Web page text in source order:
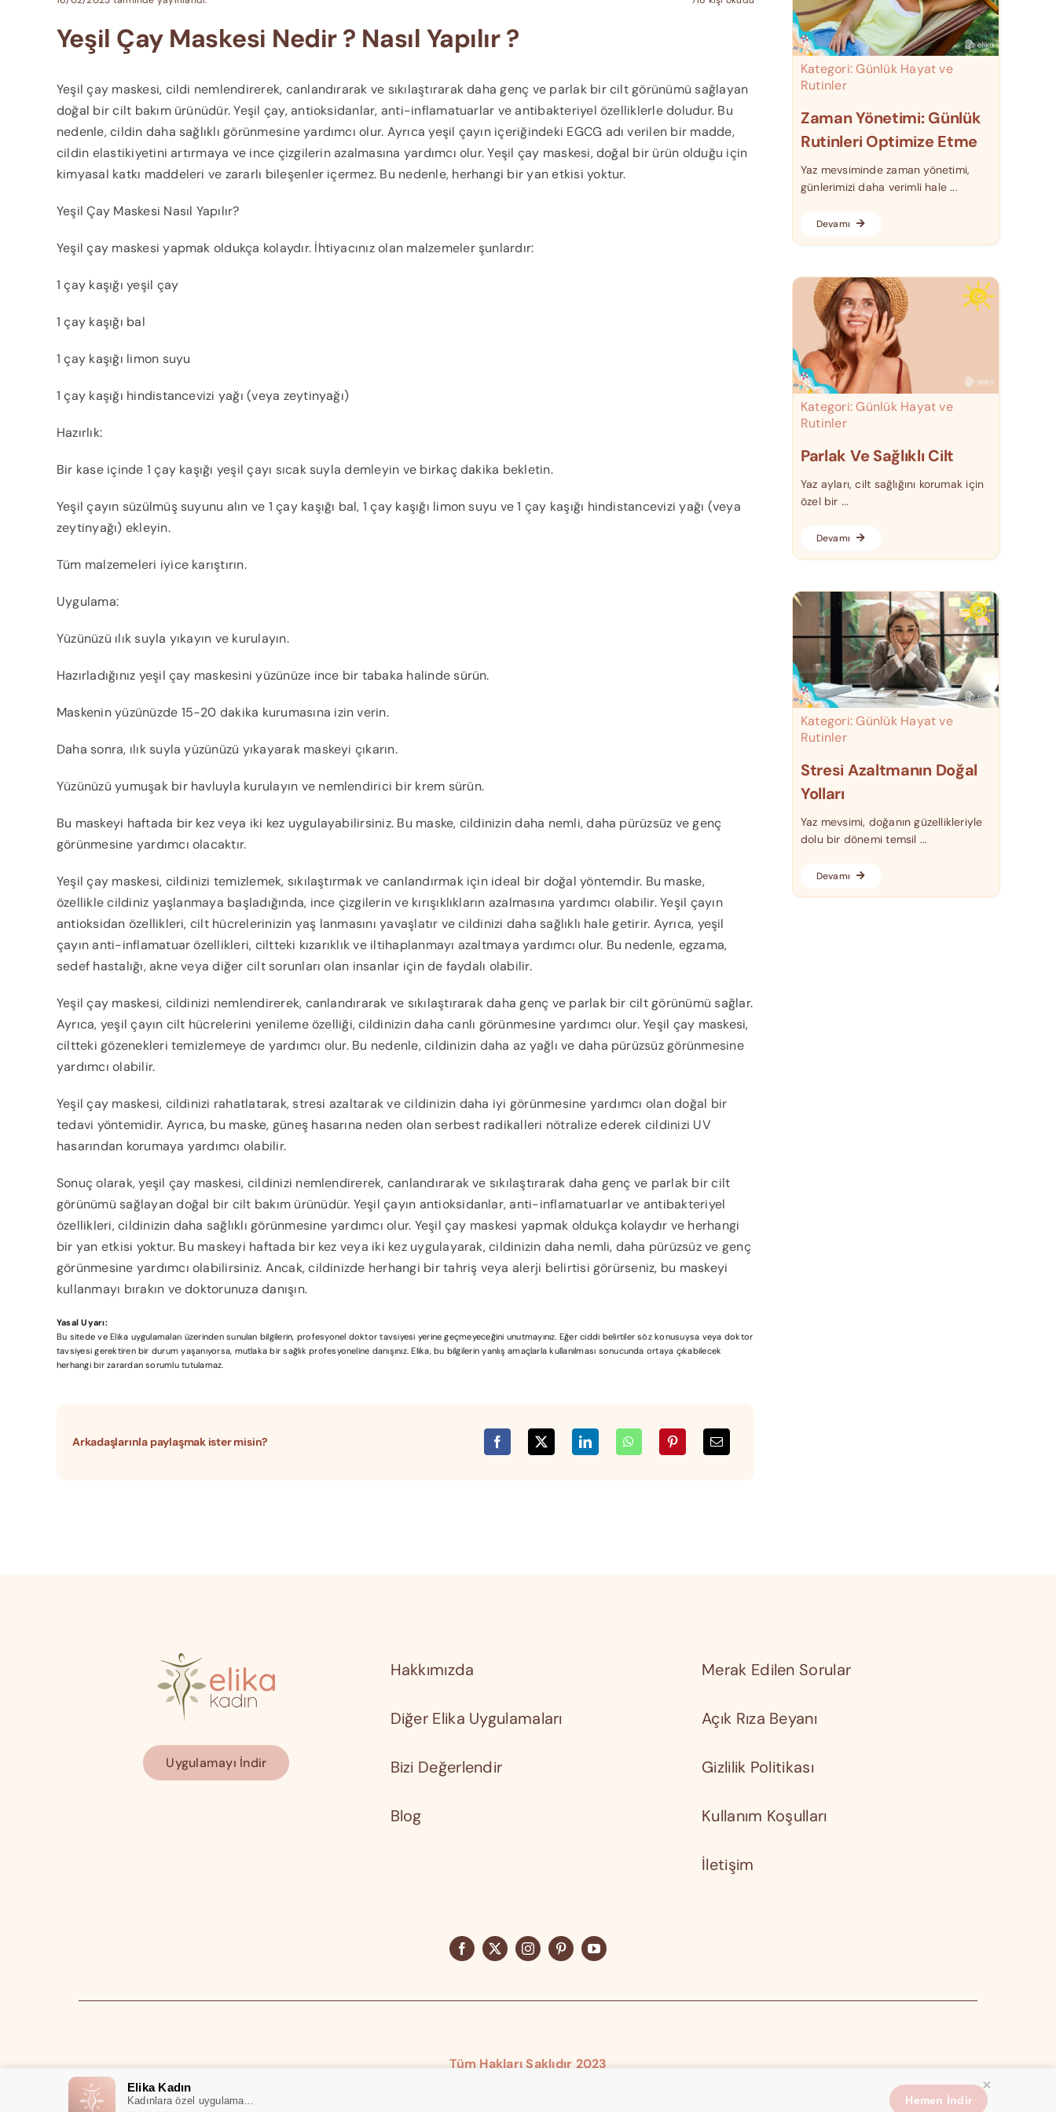
Yeşil Çay Maskesi Nedir ? Nasıl Yapılır ?
Yeşil çay maskesi, cildi nemlendirerek, canlandırarak ve sıkılaştırarak daha genç ve parlak bir cilt görünümü sağlayan
doğal bir cilt bakım ürünüdür. Yeşil çay, antioksidanlar, anti-inflamatuarlar ve antibakteriyel özelliklerle doludur. Bu
nedenle, cildin daha sağlıklı görünmesine yardımcı olur. Ayrıca yeşil çayın içeriğindeki EGCG adı verilen bir madde,
cildin elastikiyetini artırmaya ve ince çizgilerin azalmasına yardımcı olur. Yeşil çay maskesi, doğal bir ürün olduğu için
kimyasal katkı maddeleri ve zararlı bileşenler içermez. Bu nedenle, herhangi bir yan etkisi yoktur.
Yeşil Çay Maskesi Nasıl Yapılır?
Yeşil çay maskesi yapmak oldukça kolaydır. İhtiyacınız olan malzemeler şunlardır:
1 çay kaşığı yeşil çay
1 çay kaşığı bal
1 çay kaşığı limon suyu
1 çay kaşığı hindistancevizi yağı (veya zeytinyağı)
Hazırlık:
Bir kase içinde 1 çay kaşığı yeşil çayı sıcak suyla demleyin ve birkaç dakika bekletin.
Yeşil çayın süzülmüş suyunu alın ve 1 çay kaşığı bal, 1 çay kaşığı limon suyu ve 1 çay kaşığı hindistancevizi yağı (veya
zeytinyağı) ekleyin.
Tüm malzemeleri iyice karıştırın.
Uygulama:
Yüzünüzü ılık suyla yıkayın ve kurulayın.
Hazırladığınız yeşil çay maskesini yüzünüze ince bir tabaka halinde sürün.
Maskenin yüzünüzde 15-20 dakika kurumasına izin verin.
Daha sonra, ılık suyla yüzünüzü yıkayarak maskeyi çıkarın.
Yüzünüzü yumuşak bir havluyla kurulayın ve nemlendirici bir krem sürün.
Bu maskeyi haftada bir kez veya iki kez uygulayabilirsiniz. Bu maske, cildinizin daha nemli, daha pürüzsüz ve genç
görünmesine yardımcı olacaktır.
Yeşil çay maskesi, cildinizi temizlemek, sıkılaştırmak ve canlandırmak için ideal bir doğal yöntemdir. Bu maske,
özellikle cildiniz yaşlanmaya başladığında, ince çizgilerin ve kırışıklıkların azalmasına yardımcı olabilir. Yeşil çayın
antioksidan özellikleri, cilt hücrelerinizin yaş lanmasını yavaşlatır ve cildinizi daha sağlıklı hale getirir. Ayrıca, yeşil
çayın anti-inflamatuar özellikleri, ciltteki kızarıklık ve iltihaplanmayı azaltmaya yardımcı olur. Bu nedenle, egzama,
sedef hastalığı, akne veya diğer cilt sorunları olan insanlar için de faydalı olabilir.
Yeşil çay maskesi, cildinizi nemlendirerek, canlandırarak ve sıkılaştırarak daha genç ve parlak bir cilt görünümü sağlar.
Ayrıca, yeşil çayın cilt hücrelerini yenileme özelliği, cildinizin daha canlı görünmesine yardımcı olur. Yeşil çay maskesi,
ciltteki gözenekleri temizlemeye de yardımcı olur. Bu nedenle, cildinizin daha az yağlı ve daha pürüzsüz görünmesine
yardımcı olabilir.
Yeşil çay maskesi, cildinizi rahatlatarak, stresi azaltarak ve cildinizin daha iyi görünmesine yardımcı olan doğal bir
tedavi yöntemidir. Ayrıca, bu maske, güneş hasarına neden olan serbest radikalleri nötralize ederek cildinizi UV
hasarından korumaya yardımcı olabilir.
Sonuç olarak, yeşil çay maskesi, cildinizi nemlendirerek, canlandırarak ve sıkılaştırarak daha genç ve parlak bir cilt
görünümü sağlayan doğal bir cilt bakım ürünüdür. Yeşil çayın antioksidanlar, anti-inflamatuarlar ve antibakteriyel
özellikleri, cildinizin daha sağlıklı görünmesine yardımcı olur. Yeşil çay maskesi yapmak oldukça kolaydır ve herhangi
bir yan etkisi yoktur. Bu maskeyi haftada bir kez veya iki kez uygulayarak, cildinizin daha nemli, daha pürüzsüz ve genç
görünmesine yardımcı olabilirsiniz. Ancak, cildinizde herhangi bir tahriş veya alerji belirtisi görürseniz, bu maskeyi
kullanmayı bırakın ve doktorunuza danışın.
Yasal Uyarı:
Bu sitede ve Elika uygulamaları üzerinden sunulan bilgilerin, profesyonel doktor tavsiyesi yerine geçmeyeceğini unutmayınız. Eğer ciddi belirtiler söz konusuysa veya doktor
tavsiyesi gerektiren bir durum yaşanıyorsa, mutlaka bir sağlık profesyoneline danışınız. Elika, bu bilgilerin yanlış amaçlarla kullanılması sonucunda ortaya çıkabilecek
herhangi bir zarardan sorumlu tutulamaz.
Arkadaşlarınla paylaşmak ister misin?
Kategori:Günlük Hayat ve
Rutinler
Zaman Yönetimi: Günlük
Rutinleri Optimize Etme
Yaz mevsiminde zaman yönetimi,
günlerimizi daha verimli hale ...
Devamı
Kategori:Günlük Hayat ve
Rutinler
Parlak Ve Sağlıklı Cilt
Yaz ayları, cilt sağlığını korumak için
özel bir ...
Devamı
Kategori:Günlük Hayat ve
Rutinler
Stresi Azaltmanın Doğal
Yolları
Yaz mevsimi, doğanın güzellikleriyle
dolu bir dönemi temsil ...
Devamı
Uygulamayı İndir
Hakkımızda
Diğer Elika Uygulamaları
Bizi Değerlendir
Blog
Merak Edilen Sorular
Açık Rıza Beyanı
Gizlilik Politikası
Kullanım Koşulları
İletişim
Tüm Hakları Saklıdır 2023
×
Elika Kadın
Kadınlara özel uygulama... Hemen İndir